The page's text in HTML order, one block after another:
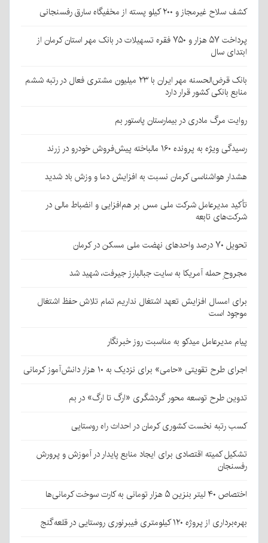
کشف سلاح غیرمجاز و ۲۰۰ کیلو پسته از مخفیگاه سارق رفسنجانی
پرداخت ۵۷ هزار و ۷۵۰ فقره تسهیلات در بانک مهر استان کرمان از
ابتدای سال
بانک قرض‌الحسنه مهر ایران با ۲۳ میلیون مشتری فعال در رتبه ششم
منابع بانکی کشور قرار دارد
روایت مرگ مادری در بیمارستان پاستور بم
رسیدگی ویژه به پرونده ۱۶۰ مالباخته پیش‌فروش خودرو در زرند
هشدار هواشناسی کرمان نسبت به افزایش دما و وزش باد شدید
تأکید مدیرعامل شرکت ملی مس بر هم‌افزایی و انضباط مالی در
شرکت‌های تابعه
تحویل ۷۰ درصد واحدهای نهضت ملی مسکن در کرمان
مجروحِ حمله آمریکا به سایت جبالبارز جیرفت، شهید شد
برای امسال افزایش تعهد اشتغال نداریم تمام تلاش حفظ اشتغال
موجود است
پیام مدیرعامل میدکو به مناسبت روز خبرنگار
اجرای طرح تقویتی «حامی» برای نزدیک به ۱۰ هزار دانش‌آموز کرمانی
تدوین طرح توسعه محور گردشگری «ارگ تا ارگ» در بم
کسب رتبه نخست کشوری کرمان در احداث راه روستایی
تشکیل کمیته اقتصادی برای ایجاد منابع پایدار در آموزش و پرورش
رفسنجان
اختصاص ۴۰ لیتر بنزین ۵ هزار تومانی به کارت سوخت کرمانی‌ها
بهره‌برداری از پروژه ۱۲۰ کیلومتری فیبرنوری روستایی در قلعه‌گنج